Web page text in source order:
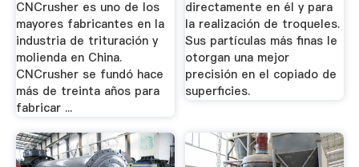
CNCrusher es uno de los
mayores fabricantes en la
industria de trituración y
molienda en China.
CNCrusher se fundó hace
más de treinta años para
fabricar ...
directamente en él y para
la realización de troqueles.
Sus partículas más finas le
otorgan una mejor
precisión en el copiado de
superficies.